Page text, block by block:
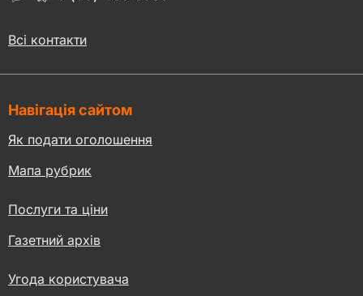
Всі контакти
Навігація сайтом
Як подати оголошення
Мапа рубрик
Послуги та ціни
Газетний архів
Угода користувача